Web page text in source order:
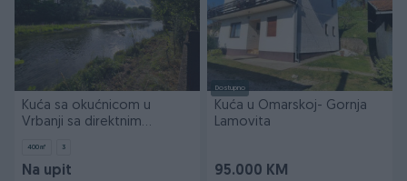
Kuća sa okućnicom u
Vrbanji sa direktnim
400㎡ 3
Na upit
Dostupno
Kuća u Omarskoj- Gornja
Lamovita
95.000 KM